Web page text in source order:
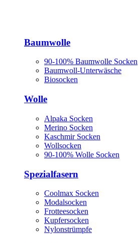
Baumwolle
90-100% Baumwolle Socken
Baumwoll-Unterwäsche
Biosocken
Wolle
Alpaka Socken
Merino Socken
Kaschmir Socken
Wollsocken
90-100% Wolle Socken
Spezialfasern
Coolmax Socken
Modalsocken
Frotteesocken
Kupfersocken
Nylonstrümpfe